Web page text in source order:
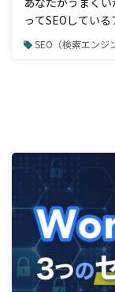
ってSEOしてい
SEO（検索エンジ